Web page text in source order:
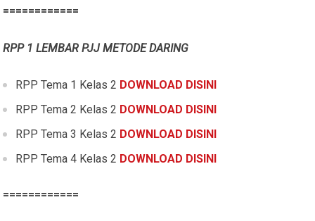
============
RPP 1 LEMBAR PJJ METODE DARING
RPP Tema 1 Kelas 2 DOWNLOAD DISINI
RPP Tema 2 Kelas 2 DOWNLOAD DISINI
RPP Tema 3 Kelas 2 DOWNLOAD DISINI
RPP Tema 4 Kelas 2 DOWNLOAD DISINI
============